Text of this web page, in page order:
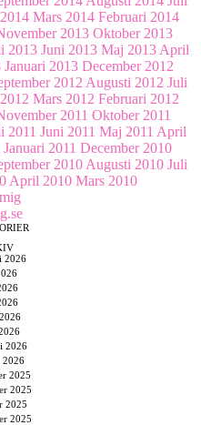
Mars 2014 Februari 2014
2013 Oktober 2013
2013 Juni 2013 Maj 2013 April
Januari 2013 December 2012
2012 Augusti 2012 Juli
Mars 2012 Februari 2012
2011 Oktober 2011
2011 Juni 2011 Maj 2011 April
Januari 2011 December 2010
2010 Augusti 2010 Juli
April 2010 Mars 2010
2026
2026
2026
2025
2025
2025
2025